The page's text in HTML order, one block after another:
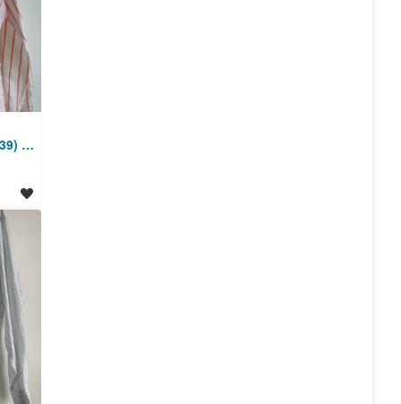
Rdeče-bela karirasta M (39) srajca z dolgimi rokavi